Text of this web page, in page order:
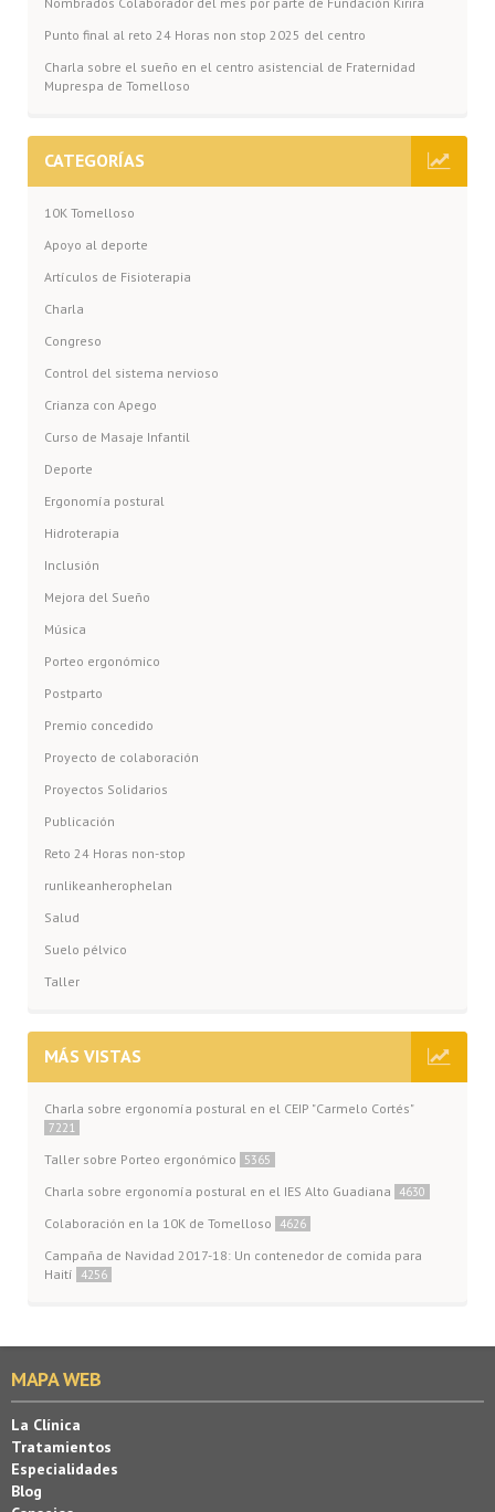
Punto final al reto 24 Horas non stop 2025 del centro
Charla sobre el sueño en el centro asistencial de Fraternidad
Muprespa de Tomelloso
CATEGORÍAS
10K Tomelloso
Apoyo al deporte
Artículos de Fisioterapia
Charla
Congreso
Control del sistema nervioso
Crianza con Apego
Curso de Masaje Infantil
Deporte
Ergonomía postural
Hidroterapia
Inclusión
Mejora del Sueño
Música
Porteo ergonómico
Postparto
Premio concedido
Proyecto de colaboración
Proyectos Solidarios
Publicación
Reto 24 Horas non-stop
runlikeanherophelan
Salud
Suelo pélvico
Taller
MÁS VISTAS
Charla sobre ergonomía postural en el CEIP "Carmelo Cortés"
7221
Taller sobre Porteo ergonómico 5365
Charla sobre ergonomía postural en el IES Alto Guadiana 4630
Colaboración en la 10K de Tomelloso 4626
Campaña de Navidad 2017-18: Un contenedor de comida para
Haití
4256
MAPA WEB
La Clínica
Tratamientos
Especialidades
Blog